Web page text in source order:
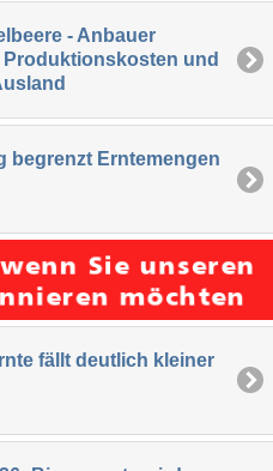
- Anbauer
Produktionskosten und
begrenzt Erntemengen
fällt deutlich kleiner